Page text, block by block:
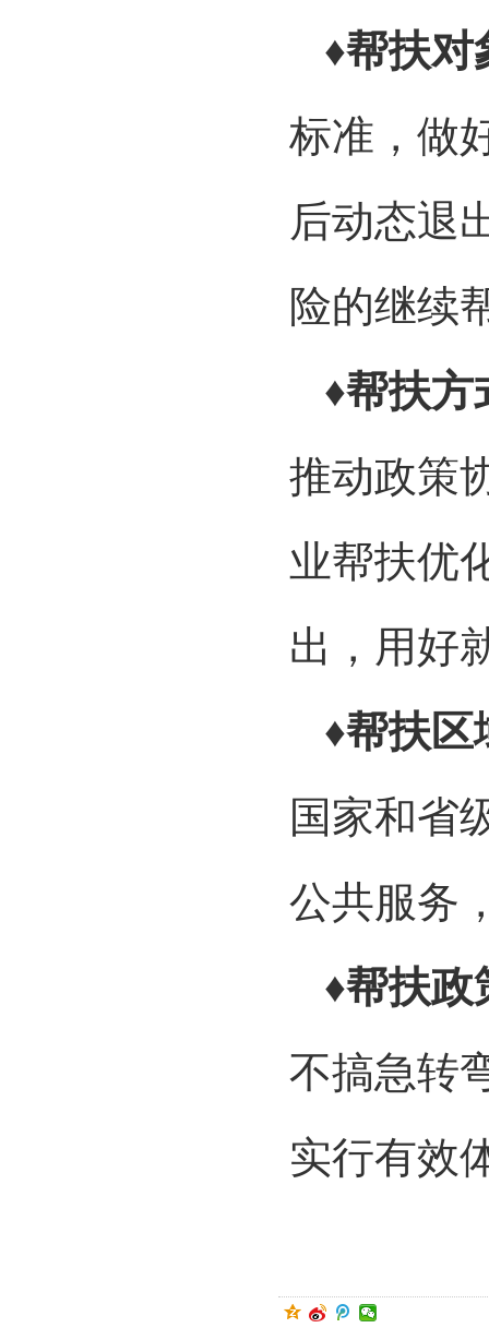
♦帮扶对
标准，做
后动态退
险的继续
♦帮扶方
推动政策
业帮扶优
出，用好
♦帮扶区
国家和省
公共服务
♦帮扶政
不搞急转
实行有效